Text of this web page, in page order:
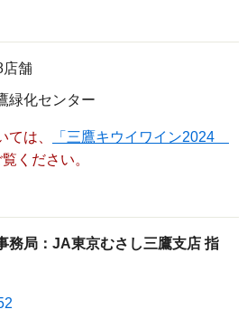
店舗
緑化センター
は、
「三鷹キウイワイン2024
ください。
務局：JA東京むさし三鷹支店 指